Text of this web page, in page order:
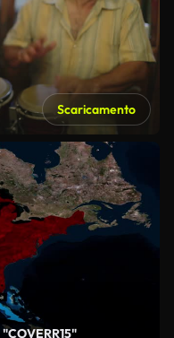
Scaricamento
"COVERR15"